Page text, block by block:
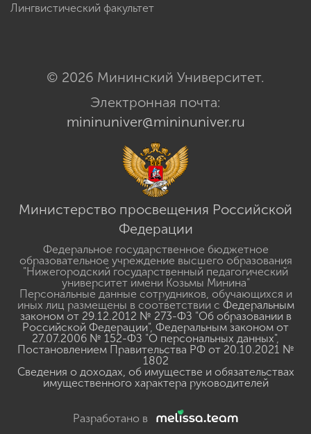
Лингвистический факультет
© 2026 Мининский Университет.
Электронная почта:
mininuniver@mininuniver.ru
Министерство просвещения Российской
Федерации
Федеральное государственное бюджетное
образовательное учреждение высшего образования
"Нижегородский государственный педагогический
университет имени Козьмы Минина"
Персональные данные сотрудников, обучающихся и
иных лиц размещены в соответствии с Федеральным
законом от 29.12.2012 № 273-ФЗ "Об образовании в
Российской Федерации", Федеральным законом от
27.07.2006 № 152-ФЗ "О персональных данных",
Постановлением Правительства РФ от 20.10.2021 №
1802
Сведения о доходах, об имуществе и обязательствах
имущественного характера руководителей
Разработано в